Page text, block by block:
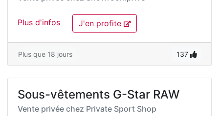
Plus d'infos J'en profite
Plus que 18 jours 137
Sous-vêtements G-Star RAW
Vente privée chez Private Sport Shop